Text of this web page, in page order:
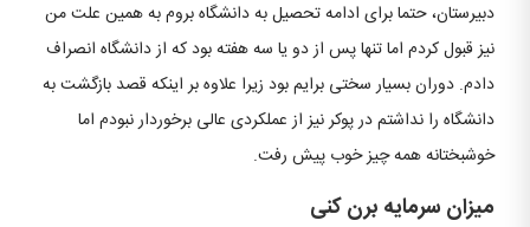
دبیرستان، حتما برای ادامه‌ تحصیل به دانشگاه بروم به همین علت من
نیز قبول کردم اما تنها پس از دو یا سه هفته بود که از دانشگاه انصراف
دادم. دوران بسیار سختی برایم بود زیرا علاوه بر اینکه قصد بازگشت به
دانشگاه را نداشتم در پوکر نیز از عملکردی عالی برخوردار نبودم اما
خوشبختانه همه چیز خوب پیش رفت.
میزان سرمایه برن کنی